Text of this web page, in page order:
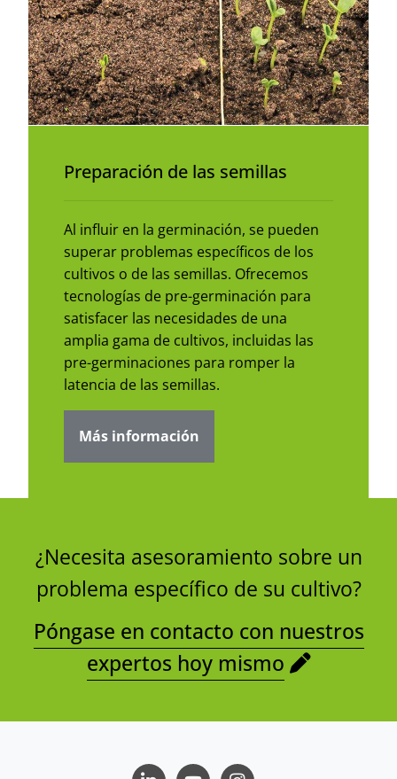
Preparación de las semillas
Al influir en la germinación, se pueden
superar problemas específicos de los
cultivos o de las semillas. Ofrecemos
tecnologías de pre-germinación para
satisfacer las necesidades de una
amplia gama de cultivos, incluidas las
pre-germinaciones para romper la
latencia de las semillas.
Más información
¿Necesita asesoramiento sobre un
problema específico de su cultivo?
Póngase en contacto con nuestros
expertos hoy mismo